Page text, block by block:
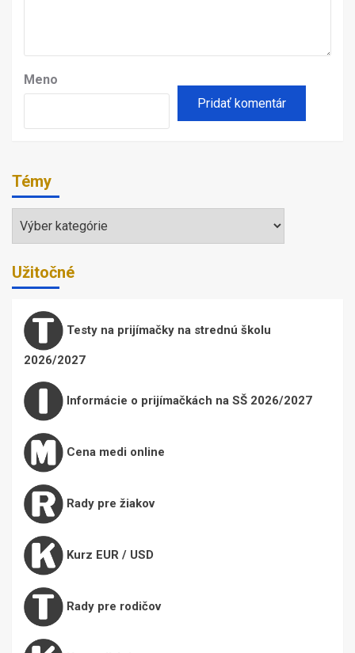
Meno
Témy
Témy
Užitočné
Testy na prijímačky na strednú školu
2026/2027
Informácie o prijímačkách na SŠ 2026/2027
Cena medi online
Rady pre žiakov
Kurz EUR / USD
Rady pre rodičov